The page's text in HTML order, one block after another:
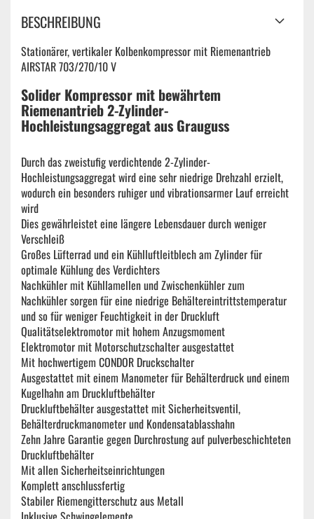
BESCHREIBUNG
Stationärer, vertikaler Kolbenkompressor mit Riemenantrieb
AIRSTAR 703/270/10 V
Solider Kompressor mit bewährtem
Riemenantrieb 2-Zylinder-
Hochleistungsaggregat aus Grauguss
Durch das zweistufig verdichtende 2-Zylinder-
Hochleistungsaggregat wird eine sehr niedrige Drehzahl erzielt,
wodurch ein besonders ruhiger und vibrationsarmer Lauf erreicht
wird
Dies gewährleistet eine längere Lebensdauer durch weniger
Verschleiß
Großes Lüfterrad und ein Kühlluftleitblech am Zylinder für
optimale Kühlung des Verdichters
Nachkühler mit Kühllamellen und Zwischenkühler zum
Nachkühler sorgen für eine niedrige Behältereintrittstemperatur
und so für weniger Feuchtigkeit in der Druckluft
Qualitätselektromotor mit hohem Anzugsmoment
Elektromotor mit Motorschutzschalter ausgestattet
Mit hochwertigem CONDOR Druckschalter
Ausgestattet mit einem Manometer für Behälterdruck und einem
Kugelhahn am Druckluftbehälter
Druckluftbehälter ausgestattet mit Sicherheitsventil,
Behälterdruckmanometer und Kondensatablasshahn
Zehn Jahre Garantie gegen Durchrostung auf pulverbeschichteten
Druckluftbehälter
Mit allen Sicherheitseinrichtungen
Komplett anschlussfertig
Stabiler Riemengitterschutz aus Metall